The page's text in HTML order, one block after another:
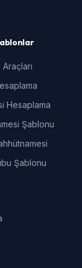
Hesaplama
Şablonu
Şablonu